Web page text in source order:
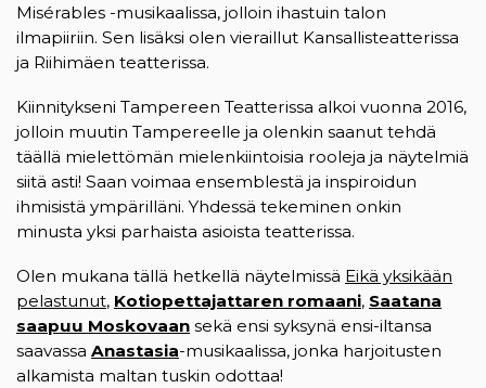
Misérables -musikaalissa, jolloin ihastuin talon
ilmapiiriin. Sen lisäksi olen vieraillut Kansallisteatterissa
ja Riihimäen teatterissa.
Kiinnitykseni Tampereen Teatterissa alkoi vuonna 2016,
jolloin muutin Tampereelle ja olenkin saanut tehdä
täällä mielettömän mielenkiintoisia rooleja ja näytelmiä
siitä asti! Saan voimaa ensemblestä ja inspiroidun
ihmisistä ympärilläni. Yhdessä tekeminen onkin
minusta yksi parhaista asioista teatterissa.
Olen mukana tällä hetkellä näytelmissä Eikä yksikään
pelastunut(opens in a new tab)
, Kotiopettajattaren romaani(opens in a
, Saatana
saapuu Moskovaan (opens in a new tab)
sekä ensi syksynä ensi-iltansa
saavassa Anastasia(opens in a new tab)
-musikaalissa, jonka harjoitusten
alkamista maltan tuskin odottaa!